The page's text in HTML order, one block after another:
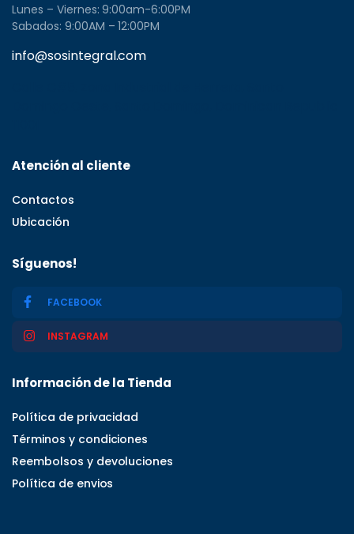
Lunes – Viernes: 9:00am-6:00PM
Sabados: 9:00AM – 12:00PM
info@sosintegral.com
Atención al cliente
Contactos
Ubicación
Síguenos!
FACEBOOK
INSTAGRAM
Información de la Tienda
Política de privacidad
Términos y condiciones
Reembolsos y devoluciones
Política de envios